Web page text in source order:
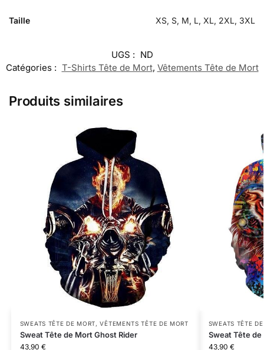
Taille XS, S, M, L, XL, 2XL, 3XL
UGS : ND
Catégories : T-Shirts Tête de Mort, Vêtements Tête de Mort
Produits similaires
SWEATS TÊTE DE MORT,VÊTEMENTS TÊTE DE MORT
Sweat Tête de Mort Ghost Rider
43,90 €
SWEATS TÊTE
Sweat Tête
43,90 €